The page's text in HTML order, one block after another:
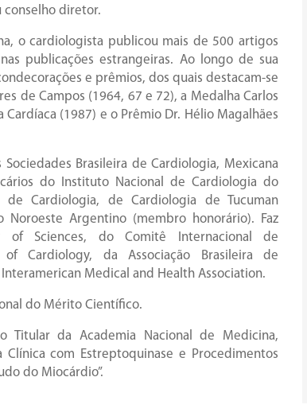
conselho diretor.
o cardiologista publicou mais de 500 artigos
publicações estrangeiras. Ao longo de sua
e prêmios, dos quais destacam-se
de Campos (1964, 67 e 72), a Medalha Carlos
(1987) e o Prêmio Dr. Hélio Magalhães
Brasileira de Cardiologia, Mexicana
do Instituto Nacional de Cardiologia do
Cardiologia, de Cardiologia de Tucuman
Argentino (membro honorário). Faz
Sciences, do Comitê Internacional de
Cardiology, da Associação Brasileira de
Medical and Health Association.
do Mérito Científico.
Titular da Academia Nacional de Medicina,
com Estreptoquinase e Procedimentos
do Miocárdio”.